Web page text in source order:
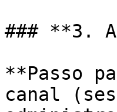
### **3.
**Passo
canal